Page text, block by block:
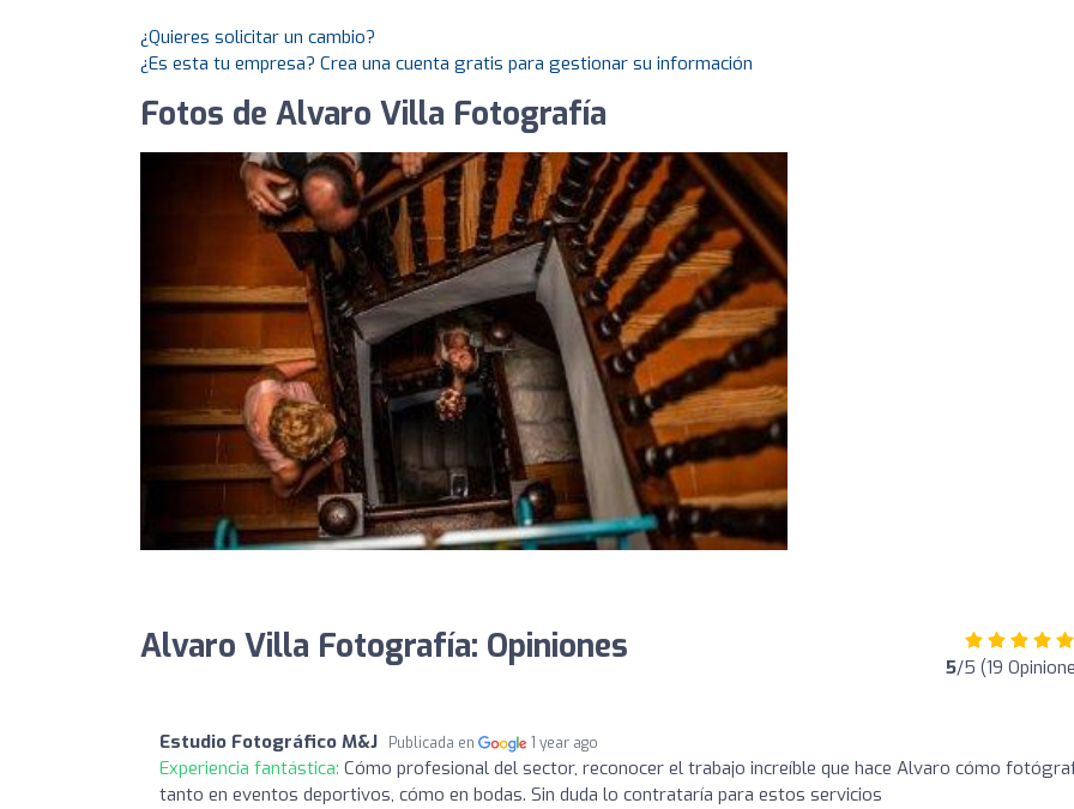
¿Quieres solicitar un cambio?
¿Es esta tu empresa? Crea una cuenta gratis para gestionar su información
Fotos de Alvaro Villa Fotografía
Alvaro Villa Fotografía: Opiniones 5/5 (19
Estudio Fotográfico M&J Publicada en 1 year ago
Experiencia fantástica: Cómo profesional del sector, reconocer el trabajo increíble que hace Alvaro cómo
tanto en eventos deportivos, cómo en bodas. Sin duda lo contrataría para estos servicios